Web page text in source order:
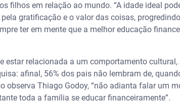
filhos em relação ao mundo. “A idade ideal
gratificação e o valor das coisas,
ter em mente que a melhor educação
relacionada a um comportamento cultural,
afinal, 56% dos pais não lembram de,
observa Thiago Godoy, “não adianta falar um
toda a família se educar financeiramente”.